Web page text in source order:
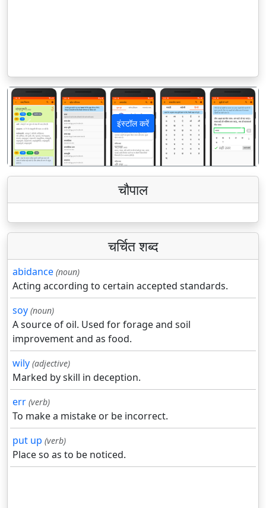
इंस्टॉल करें
पिछला अगला
चौपाल
चर्चित शब्द
abidance (noun)
Acting according to certain accepted standards.
soy (noun)
A source of oil. Used for forage and soil
improvement and as food.
wily (adjective)
Marked by skill in deception.
err (verb)
To make a mistake or be incorrect.
put up (verb)
Place so as to be noticed.